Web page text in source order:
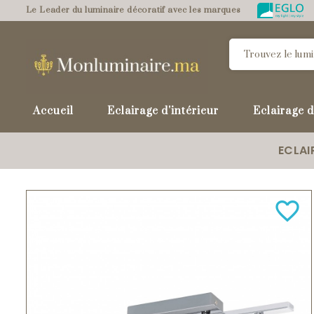
Le Leader du luminaire décoratif avec les marques
Accueil Eclairage d'intérieur Eclairage
favorite_border